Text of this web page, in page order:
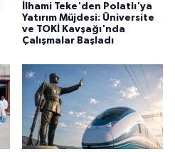
İlhami Teke'den Polatlı'ya
Yatırım Müjdesi: Üniversite
ve TOKİ Kavşağı'nda
Çalışmalar Başladı